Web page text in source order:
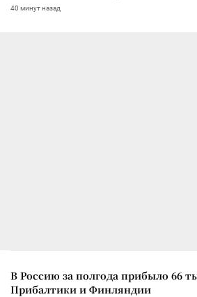
40 минут назад
В Россию за полгода прибыло 66
Прибалтики и Финляндии